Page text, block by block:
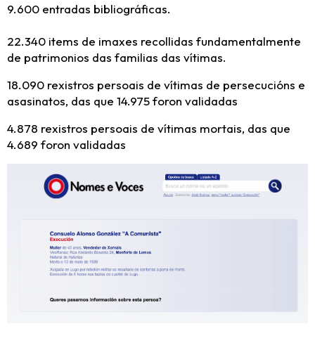
9.600 entradas bibliográficas.
22.340 items de imaxes recollidas fundamentalmente
de patrimonios das familias das vítimas.
18.090 rexistros persoais de vítimas de persecucións e
asasinatos, das que 14.975 foron validadas
4.878 rexistros persoais de vítimas mortais, das que
4.689 foron validadas